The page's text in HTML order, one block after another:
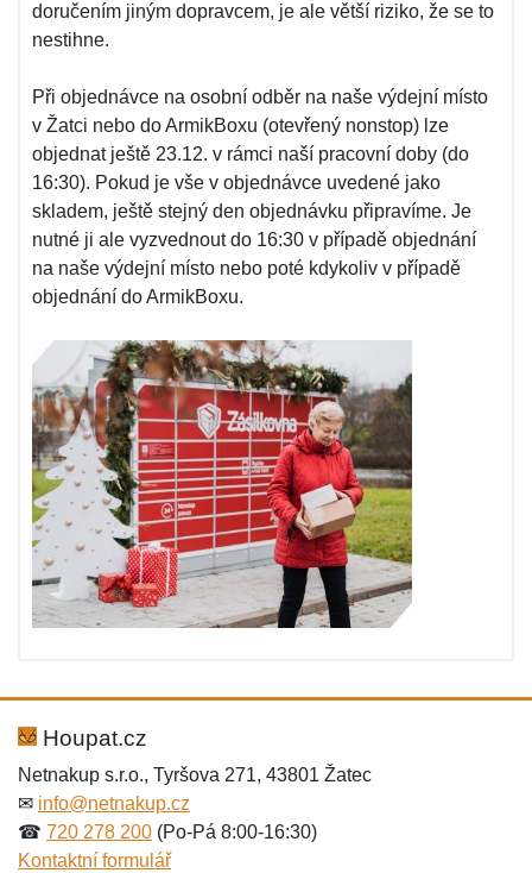
doručením jiným dopravcem, je ale větší riziko, že se to
nestihne.
Při objednávce na osobní odběr na naše výdejní místo
v Žatci nebo do ArmikBoxu (otevřený nonstop) lze
objednat ještě 23.12. v rámci naší pracovní doby (do
16:30). Pokud je vše v objednávce uvedené jako
skladem, ještě stejný den objednávku připravíme. Je
nutné ji ale vyzvednout do 16:30 v případě objednání
na naše výdejní místo nebo poté kdykoliv v případě
objednání do ArmikBoxu.
Houpat.cz
Netnakup s.r.o., Tyršova 271, 43801 Žatec
✉ info@netnakup.cz
☎ 720 278 200 (Po-Pá 8:00-16:30)
Kontaktní formulář